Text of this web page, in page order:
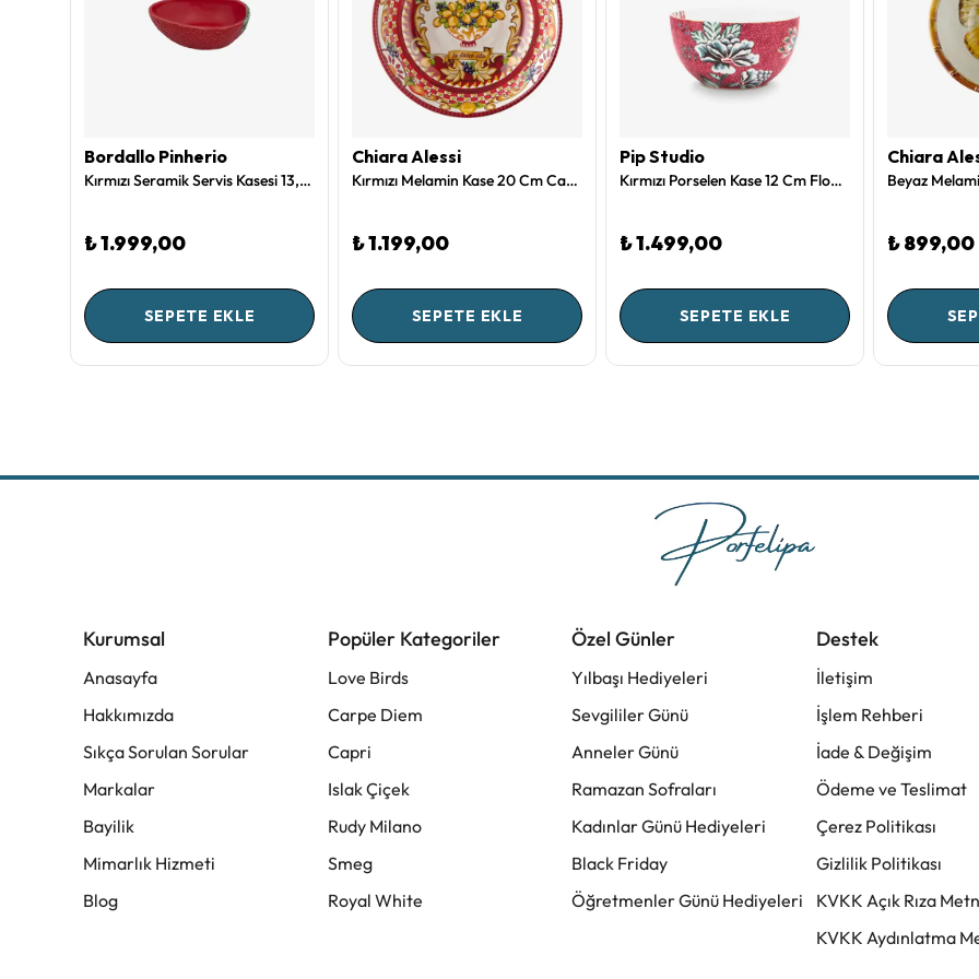
Bordallo Pinherio
Kırmızı Seramik Servis Kasesi 13,5 Cm Strawberries Collection by
₺ 1.999,00
SEPETE EKLE
Chiara Alessi
Kırmızı Melamin Kase 20 Cm Capri Collection by Chiara Alessi
₺ 1.199,00
SEPETE EKLE
Pip Studio
Kırmızı Porselen Kase 12 Cm Flower Festival Collection by Pip Studio
₺ 1.499,00
SEPETE EKLE
Chiara
₺ 899,00
Kurumsal
Anasayfa
Hakkımızda
Sıkça Sorulan Sorular
Markalar
Bayilik
Mimarlık Hizmeti
Blog
Popüler Kategoriler
Love Birds
Carpe Diem
Capri
Islak Çiçek
Rudy Milano
Smeg
Royal White
Özel Günler
Yılbaşı Hediyeleri
Sevgililer Günü
Anneler Günü
Ramazan Sofraları
Kadınlar Günü Hediyeleri
Black Friday
Öğretmenler Günü Hediyeleri
Destek
İletişim
İşlem Rehberi
İade & Değişim
Ödeme ve Teslimat
Çerez Politikası
Gizlilik Politikası
KVKK Açık Rıza
KVKK Aydınlatma